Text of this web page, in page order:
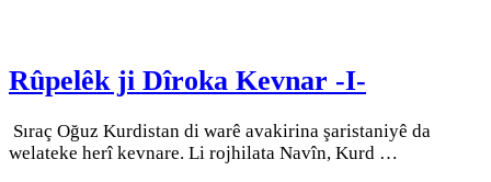
Rûpelêk ji Dîroka Kevnar -I-
Sıraç Oğuz Kurdistan di warê avakirina şaristaniyê da
welateke herî kevnare. Li rojhilata Navîn, Kurd …